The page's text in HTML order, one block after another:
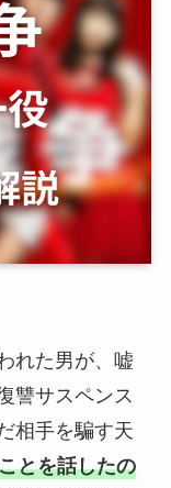
れた男が、嘘
讐サスペンス
相手を騙す天
とを話したの